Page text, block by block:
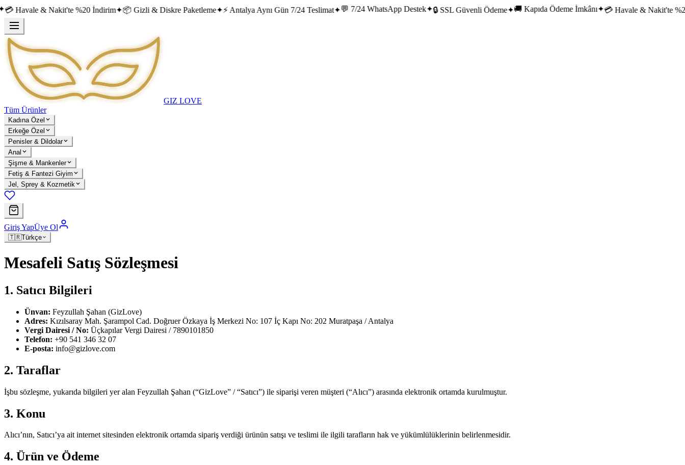
Havale & Nakit'te %20 İndirim✦📦 Gizli & Diskre Paketleme✦⚡ Antalya Aynı Gün 7/24 Teslimat✦💬 7/24 WhatsApp Destek✦🔒 SSL Güvenli Ödeme✦🚚 Kapıda Ödeme İmkânı✦💳 Havale & Nakit'te %20
GIZ LOVE
Tüm Ürünler
Kadına Özel
Erkeğe Özel
Penisler & Dildolar
Anal
Şişme & Mankenler
Fetiş & Fantezi Giyim
Jel, Sprey & Kozmetik
Giriş YapÜye Ol
🇹🇷Türkçe
Mesafeli Satış Sözleşmesi
1. Satıcı Bilgileri
Ünvan: Feyzullah Şahan (GizLove)
Adres: Kızılsaray Mah. Şarampol Cad. Doğruer Özkaya İş Merkezi No: 107 İç Kapı No: 202 Muratpaşa / Antalya
Vergi Dairesi / No: Üçkapılar Vergi Dairesi / 7890101850
Telefon: +90 541 346 32 07
E-posta: info@gizlove.com
2. Taraflar
İşbu sözleşme, yukarıda bilgileri yer alan Feyzullah Şahan (“GizLove” / “Satıcı”) ile siparişi veren müşteri (“Alıcı”) arasında elektronik ortamda kurulmuştur.
3. Konu
Alıcı’nın, Satıcı’ya ait internet sitesinden elektronik ortamda sipariş verdiği ürünün satışı ve teslimi ile ilgili tarafların hak ve yükümlülüklerinin belirlenmesidir.
4. Ürün ve Ödeme